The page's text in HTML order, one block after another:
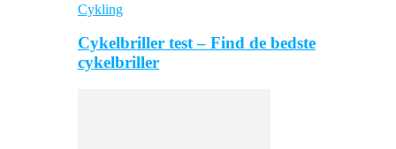
Cykling
Cykelbriller test – Find de bedste
cykelbriller